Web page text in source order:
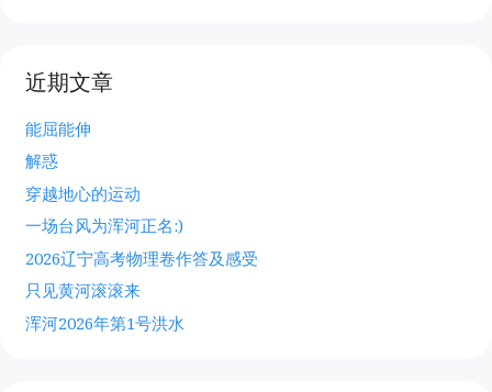
近期文章
能屈能伸
解惑
穿越地心的运动
一场台风为浑河正名:)
2026辽宁高考物理卷作答及感受
只见黄河滚滚来
浑河2026年第1号洪水